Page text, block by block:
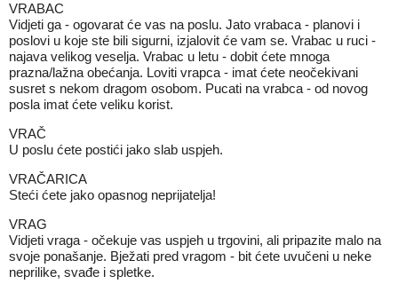
VRABAC
Vidjeti ga - ogovarat će vas na poslu. Jato vrabaca - planovi i
poslovi u koje ste bili sigurni, izjalovit će vam se. Vrabac u ruci -
najava velikog veselja. Vrabac u letu - dobit ćete mnoga
prazna/lažna obećanja. Loviti vrapca - imat ćete neočekivani
susret s nekom dragom osobom. Pucati na vrabca - od novog
posla imat ćete veliku korist.
VRAČ
U poslu ćete postići jako slab uspjeh.
VRAČARICA
Steći ćete jako opasnog neprijatelja!
VRAG
Vidjeti vraga - očekuje vas uspjeh u trgovini, ali pripazite malo na
svoje ponašanje. Bježati pred vragom - bit ćete uvučeni u neke
neprilike, svađe i spletke.